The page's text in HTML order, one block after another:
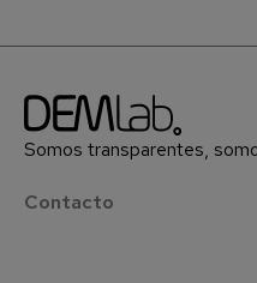
Somos transparentes,
Contacto